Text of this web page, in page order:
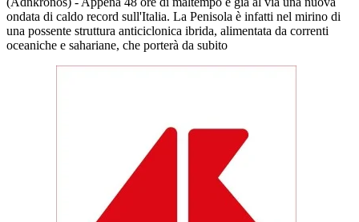
ondata di caldo record sull'Italia. La Penisola è infatti nel mirino di
una possente struttura anticiclonica ibrida, alimentata da correnti
oceaniche e sahariane, che porterà da subito